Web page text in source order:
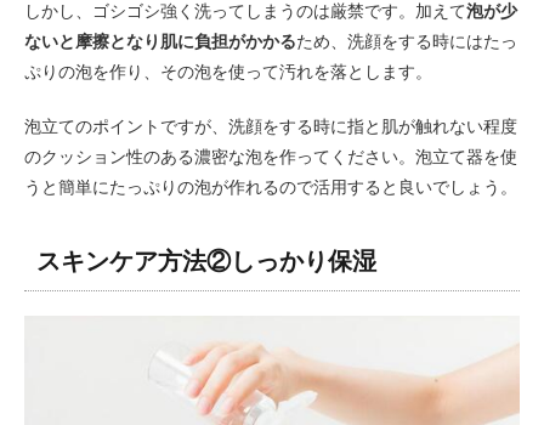
しかし、ゴシゴシ強く洗ってしまうのは厳禁です。加えて泡が少
ないと摩擦となり肌に負担がかかるため、洗顔をする時にはたっ
ぷりの泡を作り、その泡を使って汚れを落とします。
泡立てのポイントですが、洗顔をする時に指と肌が触れない程度
のクッション性のある濃密な泡を作ってください。泡立て器を使
うと簡単にたっぷりの泡が作れるので活用すると良いでしょう。
スキンケア方法②しっかり保湿